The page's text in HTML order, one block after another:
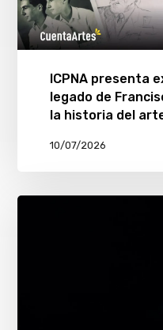
ICPNA presenta
legado de
la historia del
10/07/2026